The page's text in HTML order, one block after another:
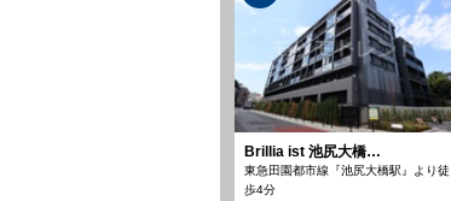
Brillia ist 池尻大橋…
東急田園都市線『池尻大橋駅』より徒
歩4分